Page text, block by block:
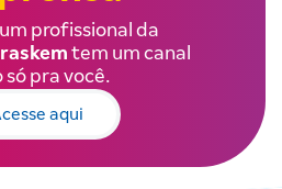
profissional da
tem um canal
pra você.
aqui